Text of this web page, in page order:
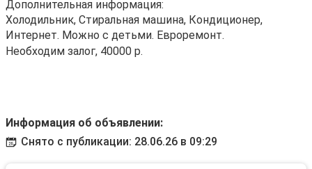
Дополнительная информация:
Холодильник, Стиральная машина, Кондиционер,
Интернет. Можно с детьми. Евроремонт.
Необходим залог, 40000 р.
Информация об объявлении:
Снято с публикации: 28.06.26 в 09:29